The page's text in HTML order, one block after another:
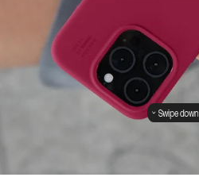
Swipe down